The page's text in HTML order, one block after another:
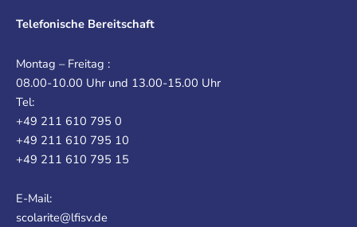
Telefonische Bereitschaft
Montag – Freitag :
08.00-10.00 Uhr und 13.00-15.00 Uhr
Tel:
+49 211 610 795 0
+49 211 610 795 10
+49 211 610 795 15
E-Mail:
scolarite@lfisv.de